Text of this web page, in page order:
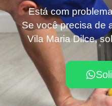
Está com
Se você precisa de
Vila Maria Dilce,